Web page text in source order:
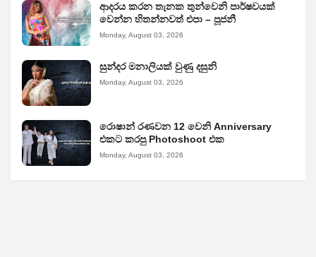
ආදරය කරන තැනක තුන්වෙනි පාර්ෂවයක්
වෙන්න හිතන්නවත් එපා – පූජනී
Monday, August 03, 2026
සුන්දර මනාලියක් වුණු දසුනි
Monday, August 03, 2026
රොෂාන් රණවන 12 වෙනි Anniversary
එකට කරපු Photoshoot එක
Monday, August 03, 2026